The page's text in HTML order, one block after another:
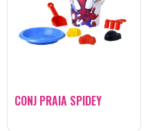
CONJ PRAIA SPIDEY